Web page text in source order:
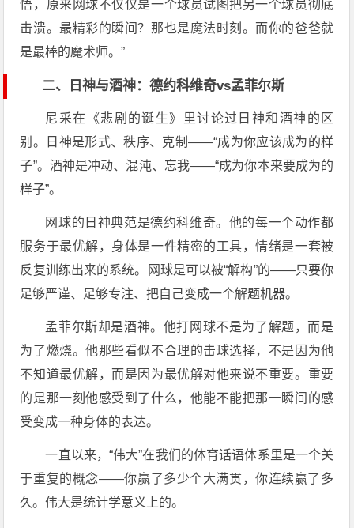
悟，原来网球不仅仅是一个球员试图把另一个球员彻底
击溃。最精彩的瞬间？那也是魔法时刻。而你的爸爸就
是最棒的魔术师。”
二、日神与酒神：德约科维奇vs孟菲尔斯
尼采在《悲剧的诞生》里讨论过日神和酒神的区
别。日神是形式、秩序、克制——“成为你应该成为的样
子”。酒神是冲动、混沌、忘我——“成为你本来要成为的
样子”。
网球的日神典范是德约科维奇。他的每一个动作都
服务于最优解，身体是一件精密的工具，情绪是一套被
反复训练出来的系统。网球是可以被“解构”的——只要你
足够严谨、足够专注、把自己变成一个解题机器。
孟菲尔斯却是酒神。他打网球不是为了解题，而是
为了燃烧。他那些看似不合理的击球选择，不是因为他
不知道最优解，而是因为最优解对他来说不重要。重要
的是那一刻他感受到了什么，他能不能把那一瞬间的感
受变成一种身体的表达。
一直以来，“伟大”在我们的体育话语体系里是一个关
于重复的概念——你赢了多少个大满贯，你连续赢了多
久。伟大是统计学意义上的。